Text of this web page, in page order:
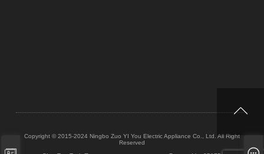
Copyright © 2015-2024 Ningbo Zuo YI You Electric Appliance Co., Ltd. All Right
Reserved